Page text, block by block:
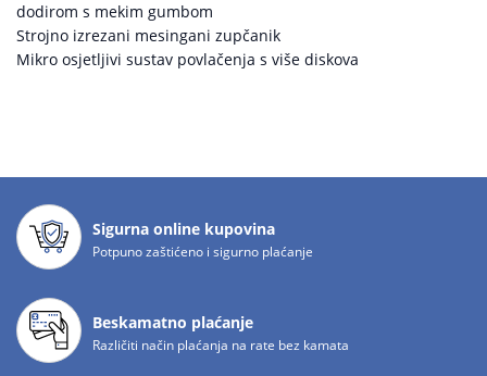
dodirom s mekim gumbom
Strojno izrezani mesingani zupčanik
Mikro osjetljivi sustav povlačenja s više diskova
Sigurna online kupovina
Potpuno zaštićeno i sigurno plaćanje
Beskamatno plaćanje
Različiti način plaćanja na rate bez kamata